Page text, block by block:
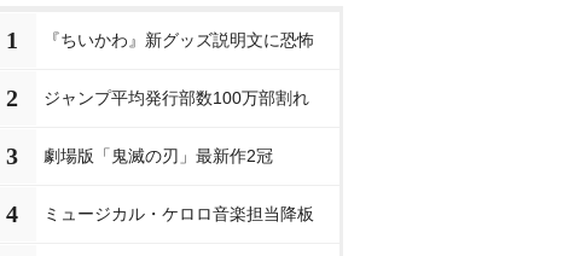
1 『ちいかわ』新グッズ説明文に恐怖
2 ジャンプ平均発行部数100万部割れ
3 劇場版「鬼滅の刃」最新作2冠
4 ミュージカル・ケロロ音楽担当降板